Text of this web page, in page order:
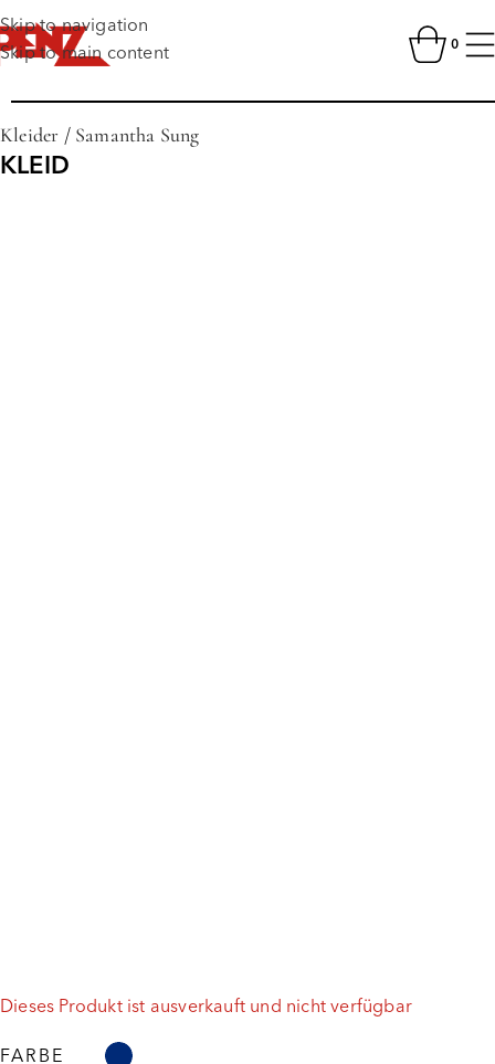
Skip to navigation
Skip to main content
0
Kleider / Samantha Sung
KLEID
Dieses Produkt ist ausverkauft und nicht verfügbar
FARBE